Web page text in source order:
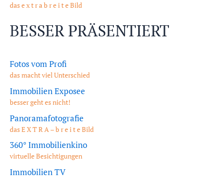
das e x t r a b r e i t e Bild
BESSER PRÄSENTIERT
Fotos vom Profi
das macht viel Unterschied
Immobilien Exposee
besser geht es nicht!
Panoramafotografie
das E X T R A – b r e i t e Bild
360° Immobilienkino
virtuelle Besichtigungen
Immobilien TV